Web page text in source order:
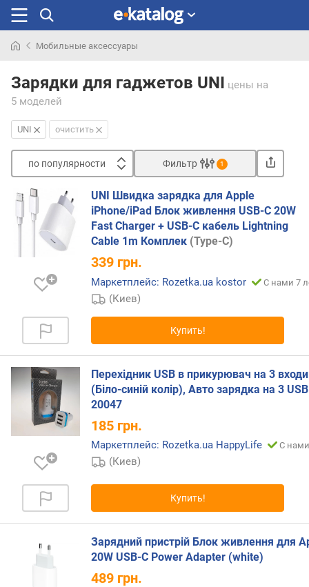
раньше
Мобильные аксессуары
Зарядки для гаджетов UNI цены на
5 моделей
UNI очистить
по популярности
о
у
л
р
с
т
и
о
т
е
в
ы
к
д
Фильтр 1
UNI Швидка зарядка для Apple
iPhone/iPad Блок живлення USB-C 20W
Fast Charger + USB-C кабель Lightning
Cable 1m Комплек (Type-C)
339 грн.
Маркетплейс: Rozetka.ua kostor С нами 7
(Киев)
Купить!
Перехідник USB в прикурювач на 3 входи
(Біло-синій колір), Авто зарядка на 3 USB
20047
185 грн.
Маркетплейс: Rozetka.ua HappyLife С
(Киев)
Купить!
Зарядний пристрій Блок живлення для
20W USB-C Power Adapter (white)
489 грн.